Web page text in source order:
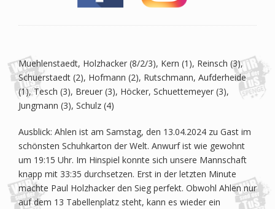
Muehlenstaedt, Holzhacker (8/2/3), Kern (1), Reinsch (3),
Schuerstaedt (2), Hofmann (2), Rutschmann, Aufderheide
(1), Tesch (3), Breuer (3), Höcker, Schuettemeyer (3),
Jungmann (3), Schulz (4)
Ausblick: Ahlen ist am Samstag, den 13.04.2024 zu Gast im
schönsten Schuhkarton der Welt. Anwurf ist wie gewohnt
um 19:15 Uhr. Im Hinspiel konnte sich unsere Mannschaft
knapp mit 33:35 durchsetzen. Erst in der letzten Minute
machte Paul Holzhacker den Sieg perfekt. Obwohl Ahlen nur
auf dem 13 Tabellenplatz steht, kann es wieder ein